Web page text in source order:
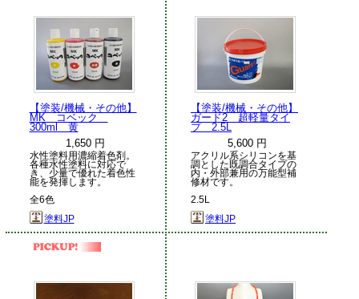
【塗装/機械・その他】
MK コベック
300ml 黄
1,650 円
水性塗料用濃縮着色剤。
各種水性塗料に対応で
き、少量で優れた着色性
能を発揮します。
全6色
塗料JP
【塗装/機械・その他】
ガード2 超軽量タイ
プ 2.5L
5,600 円
アクリル系シリコンを基
調とした既調合タイプの
内・外部兼用の万能型補
修材です。
2.5L
塗料JP